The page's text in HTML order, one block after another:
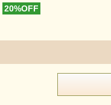
20%OFF